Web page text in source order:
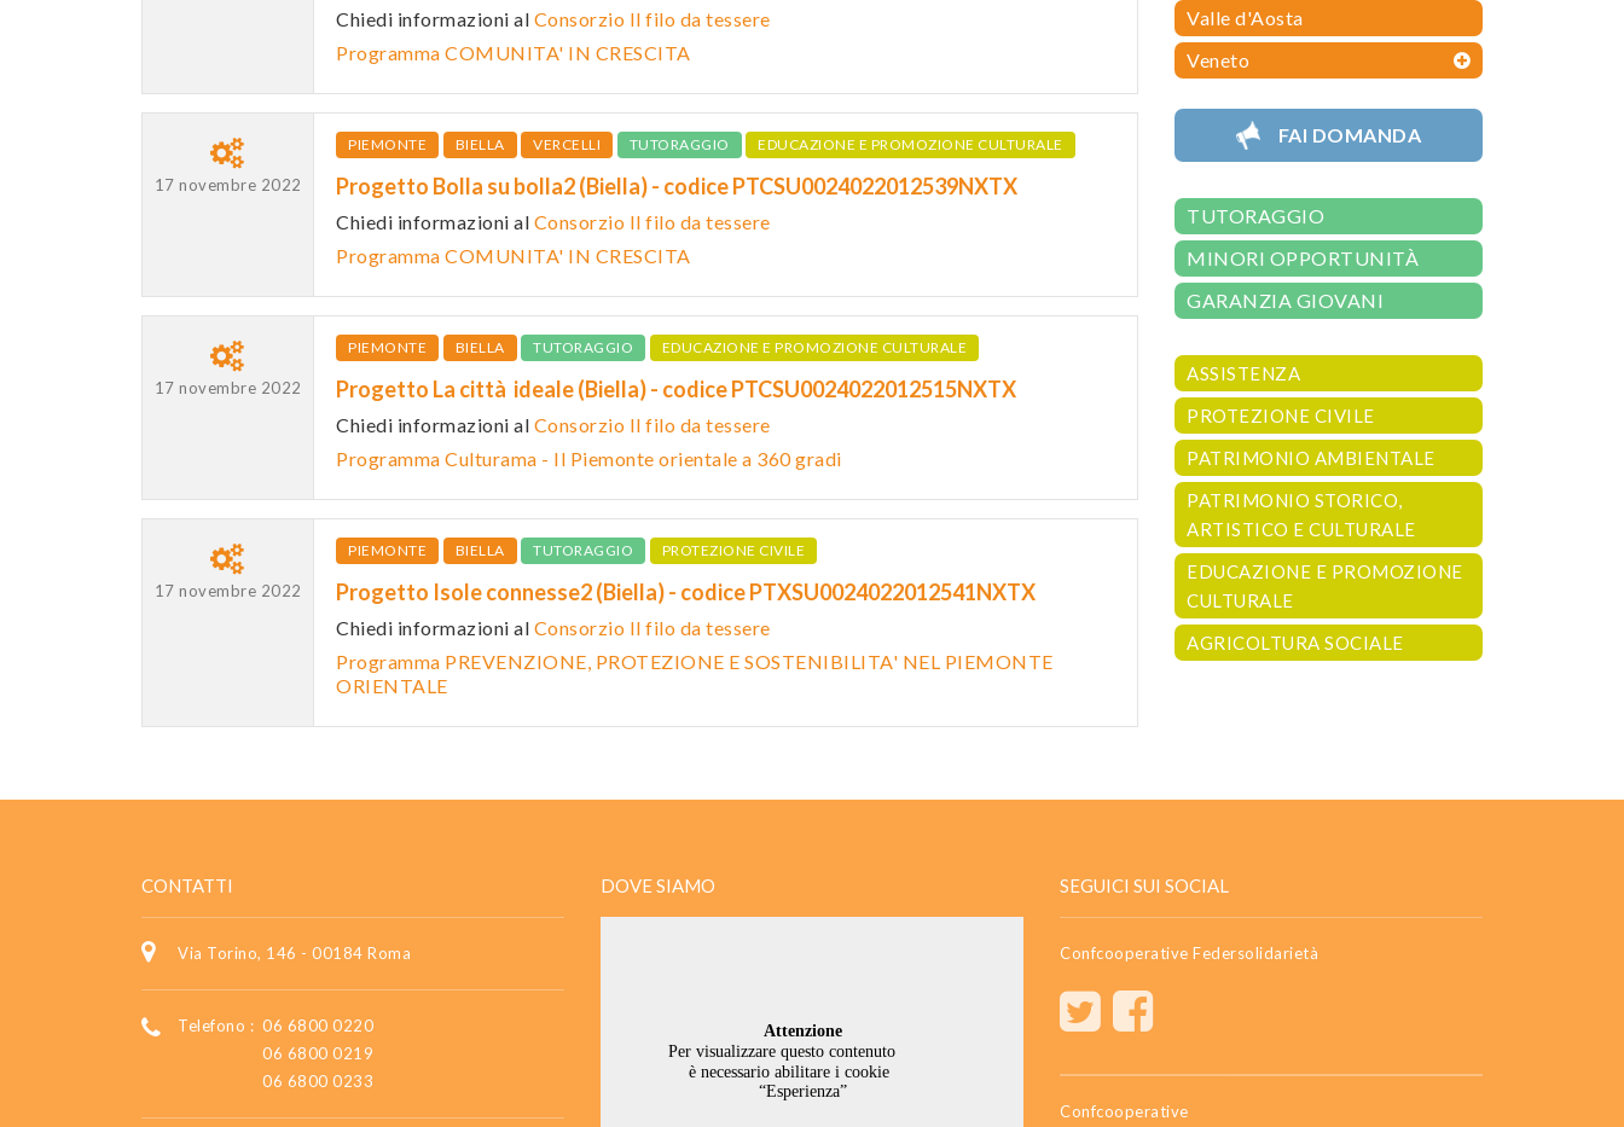
Chiedi informazioni al Consorzio Il filo da tessere
Programma COMUNITA' IN CRESCITA
17 novembre 2022
PIEMONTE BIELLA VERCELLI TUTORAGGIO EDUCAZIONE E PROMOZIONE CULTURALE
Progetto Bolla su bolla2 (Biella) - codice PTCSU0024022012539NXTX
Chiedi informazioni al Consorzio Il filo da tessere
Programma COMUNITA' IN CRESCITA
17 novembre 2022
PIEMONTE BIELLA TUTORAGGIO EDUCAZIONE E PROMOZIONE CULTURALE
Progetto La città ideale (Biella) - codice PTCSU0024022012515NXTX
Chiedi informazioni al Consorzio Il filo da tessere
Programma Culturama - Il Piemonte orientale a 360 gradi
17 novembre 2022
PIEMONTE BIELLA TUTORAGGIO PROTEZIONE CIVILE
Progetto Isole connesse2 (Biella) - codice PTXSU0024022012541NXTX
Chiedi informazioni al Consorzio Il filo da tessere
Programma PREVENZIONE, PROTEZIONE E SOSTENIBILITA' NEL PIEMONTE
ORIENTALE
Valle d'Aosta
Veneto
FAI DOMANDA
TUTORAGGIO
MINORI OPPORTUNITÀ
GARANZIA GIOVANI
ASSISTENZA
PROTEZIONE CIVILE
PATRIMONIO AMBIENTALE
PATRIMONIO STORICO,
ARTISTICO E CULTURALE
EDUCAZIONE E PROMOZIONE
CULTURALE
AGRICOLTURA SOCIALE
CONTATTI
Via Torino, 146 - 00184 Roma
Telefono : 06 6800 0220
06 6800 0219
06 6800 0233
DOVE SIAMO SEGUICI SUI SOCIAL
Confcooperative Federsolidarietà
Confcooperative